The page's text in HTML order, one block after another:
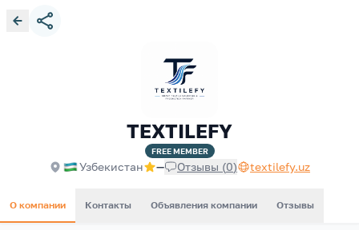
TEXTILEFY
FREEMEMBER
Узбекистан — Отзывы (0) textilefy.uz
О компании Контакты Объявления компании Отзывы